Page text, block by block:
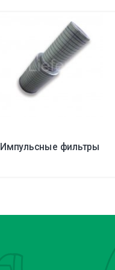
Импульсные фильтры